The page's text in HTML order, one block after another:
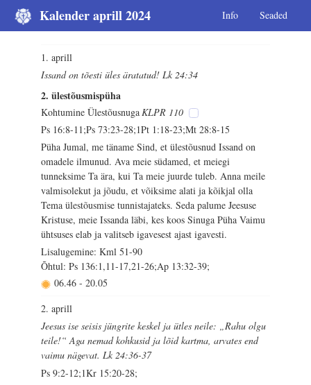
Kalender aprill 2024 Info Seaded
1. aprill
Issand on tõesti üles äratatud! Lk 24:34
2. ülestõusmispüha
Kohtumine Ülestõusnuga KLPR 110
Ps 16:8-11;Ps 73:23-28;1Pt 1:18-23;Mt 28:8-15
Püha Jumal, me täname Sind, et ülestõusnud Issand on
omadele ilmunud. Ava meie südamed, et meiegi
tunneksime Ta ära, kui Ta meie juurde tuleb. Anna meile
valmisolekut ja jõudu, et võiksime alati ja kõikjal olla
Tema ülestõusmise tunnistajateks. Seda palume Jeesuse
Kristuse, meie Issanda läbi, kes koos Sinuga Püha Vaimu
ühtsuses elab ja valitseb igavesest ajast igavesti.
Lisalugemine: Kml 51-90
Õhtul: Ps 136:1,11-17,21-26;Ap 13:32-39;
06.46 - 20.05
2. aprill
Jeesus ise seisis jüngrite keskel ja ütles neile: „Rahu olgu
teile!“ Aga nemad kohkusid ja lõid kartma, arvates end
vaimu nägevat. Lk 24:36-37
Ps 9:2-12;1Kr 15:20-28;